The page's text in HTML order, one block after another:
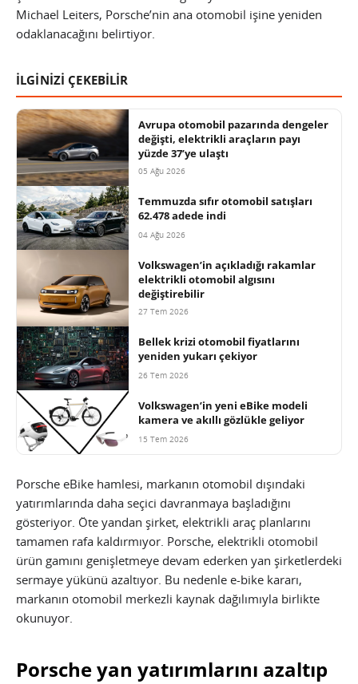
Michael Leiters, Porsche’nin ana otomobil işine yeniden
odaklanacağını belirtiyor.
İLGİNİZİ ÇEKEBİLİR
Avrupa otomobil pazarında dengeler
değişti, elektrikli araçların payı
yüzde 37’ye ulaştı
05 Ağu 2026
Temmuzda sıfır otomobil satışları
62.478 adede indi
04 Ağu 2026
Volkswagen’in açıkladığı rakamlar
elektrikli otomobil algısını
değiştirebilir
27 Tem 2026
Bellek krizi otomobil fiyatlarını
yeniden yukarı çekiyor
26 Tem 2026
Volkswagen’in yeni eBike modeli
kamera ve akıllı gözlükle geliyor
15 Tem 2026
Porsche eBike hamlesi, markanın otomobil dışındaki
yatırımlarında daha seçici davranmaya başladığını
gösteriyor. Öte yandan şirket, elektrikli araç planlarını
tamamen rafa kaldırmıyor. Porsche, elektrikli otomobil
ürün gamını genişletmeye devam ederken yan şirketlerdeki
sermaye yükünü azaltıyor. Bu nedenle e-bike kararı,
markanın otomobil merkezli kaynak dağılımıyla birlikte
okunuyor.
Porsche yan yatırımlarını azaltıp